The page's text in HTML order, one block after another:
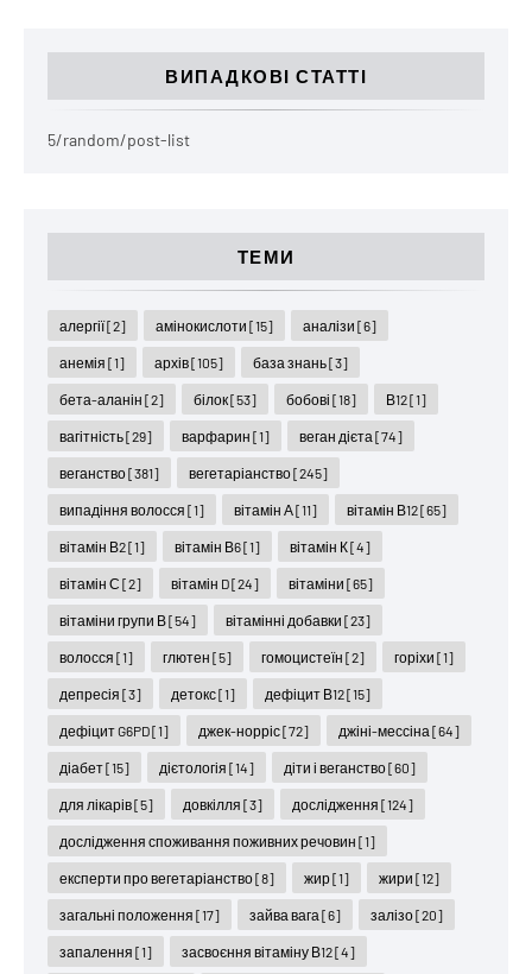
ВИПАДКОВІ СТАТТІ
5/random/post-list
ТЕМИ
алергії[2] амінокислоти [15] аналізи [6]
анемія [1] архів[105] база знань[3]
бета-аланін [2] білок[53] бобові [18] В12[1]
вагітність[29] варфарин [1] веган дієта [74]
веганство[381] вегетаріанство[245]
випадіння волосся [1] вітамін А[11] вітамін В12[65]
вітамін В2[1] вітамін В6[1] вітамін К[4]
вітамін С [2] вітамін D[24] вітаміни [65]
вітаміни групи В[54] вітамінні добавки [23]
волосся [1] глютен [5] гомоцистеїн [2] горіхи [1]
депресія [3] детокс[1] дефіцит В12[15]
дефіцит G6PD[1] джек-норріс[72] джіні-мессіна [64]
діабет[15] дієтологія [14] діти і веганство[60]
для лікарів[5] довкілля [3] дослідження [124]
дослідження споживання поживних речовин [1]
експерти про вегетаріанство[8] жир[1] жири [12]
загальні положення [17] зайва вага [6] залізо[20]
запалення [1] засвоєння вітаміну В12[4]